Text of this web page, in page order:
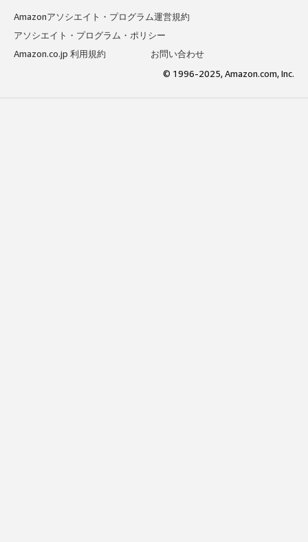
Amazonアソシエイト・プログラム運営規約
アソシエイト・プログラム・ポリシー
Amazon.co.jp 利用規約
お問い合わせ
© 1996-2025, Amazon.com, Inc.